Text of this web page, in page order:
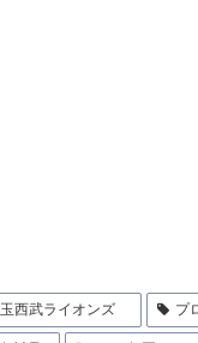
西武ライオンズ プ